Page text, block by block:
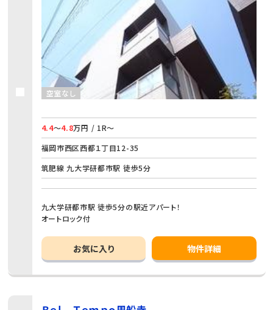
空室なし
4.4～4.8万円 / 1R～
福岡市西区西都１丁目12-35
筑肥線 九大学研都市駅 徒歩5分
九大学研都市駅 徒歩5分の駅近アパート！
オートロック付
お気に入り 物件詳細